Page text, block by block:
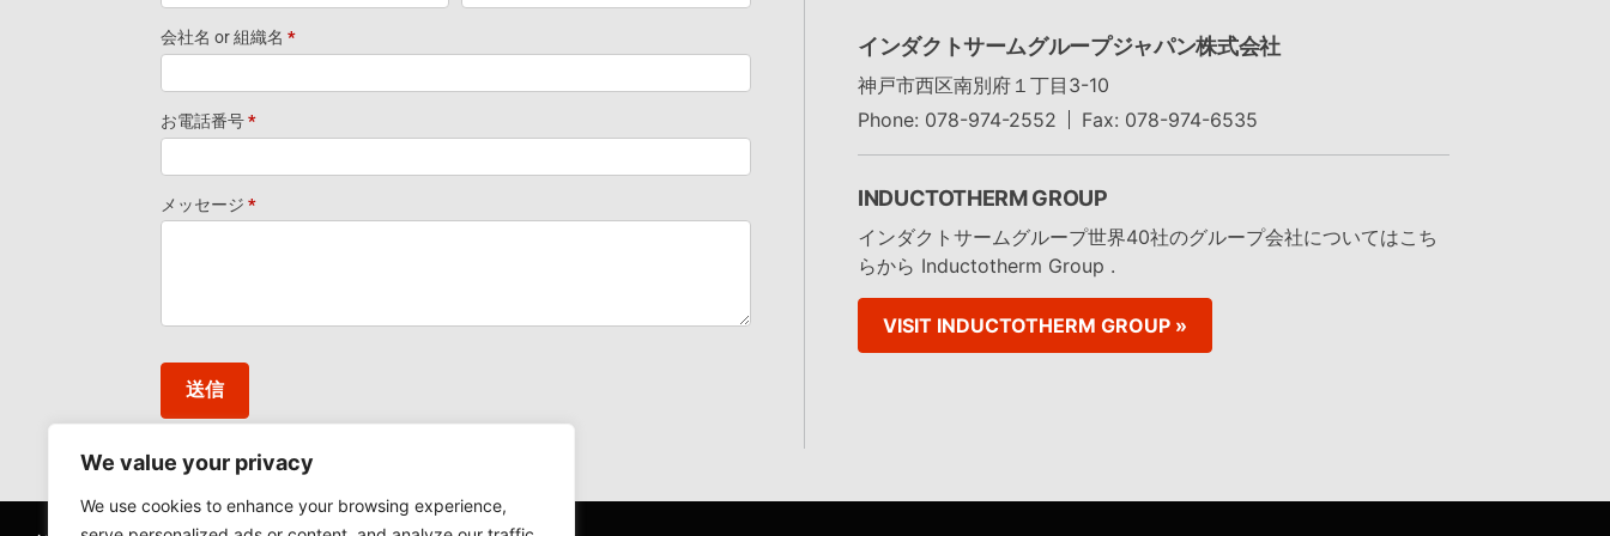
We value your privacy
We use cookies to enhance your browsing experience,
Information
Footer
Widget-JP
会社名 or 組織名 *
お電話番号*
メッセージ *
送信
インダクトサームグループジャパン株式会社
神戸市西区南別府１丁目3-10
Phone: 078-974-2552
Fax: 078-974-6535
INDUCTOTHERM GROUP
インダクトサームグループ世界40社のグループ会社についてはこち
らから Inductotherm Group .
VISIT INDUCTOTHERM GROUP »